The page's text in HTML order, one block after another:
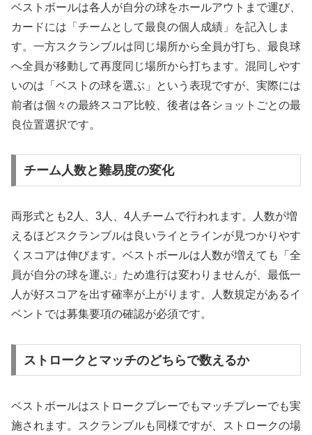
ベストボールは各人が自分の球をホールアウトまで運び、
カードには「チームとして最良の個人成績」を記入しま
す。一方スクランブルは同じ場所から全員が打ち、最良球
へ全員が移動して再度同じ場所から打ちます。混同しやす
いのは「ベストの球を選ぶ」という表現ですが、実際には
前者は個々の最終スコア比較、後者は各ショットごとの最
良位置選択です。
チーム人数と難易度の変化
両形式とも2人、3人、4人チームで行われます。人数が増
えるほどスクランブルは良いライとラインが見つかりやす
くスコアは伸びます。ベストボールは人数が増えても「全
員が自分の球を運ぶ」ため進行は変わりませんが、最低一
人が好スコアを出す確率が上がります。人数規定があるイ
ベントでは募集要項の確認が必須です。
ストロークとマッチのどちらで数えるか
ベストボールはストロークプレーでもマッチプレーでも実
施されます。スクランブルも同様ですが、ストロークの場